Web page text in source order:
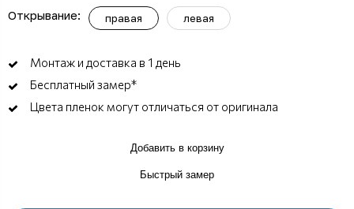
Открывание: правая левая
Монтаж и доставка в 1 день
Бесплатный замер*
Цвета пленок могут отличаться от оригинала
Добавить в корзину
Быстрый замер